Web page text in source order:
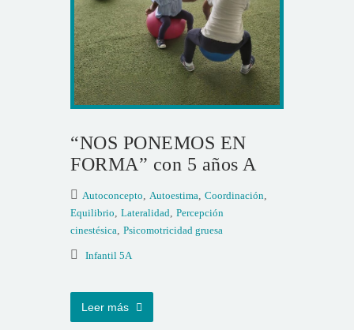
“NOS PONEMOS EN
FORMA” con 5 años A
Autoconcepto Autoestima Coordinación
Equilibrio Lateralidad Percepción
cinestésica Psicomotricidad gruesa
Infantil 5A
Leer más